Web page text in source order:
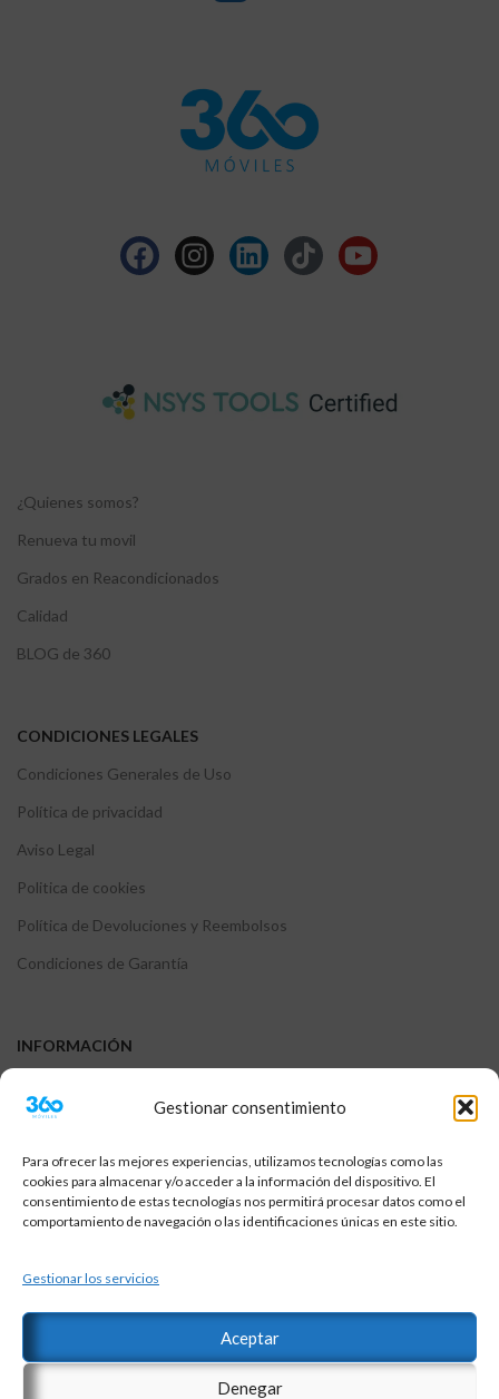
Gestionar consentimiento
Para ofrecer las mejores experiencias, utilizamos tecnologías como las
cookies para almacenar y/o acceder a la información del dispositivo. El
consentimiento de estas tecnologías nos permitirá procesar datos como el
comportamiento de navegación o las identificaciones únicas en este sitio.
Gestionar los servicios
Aceptar
Denegar
¿Quienes somos?
Renueva tu movil
Grados en Reacondicionados
Calidad
BLOG de 360
CONDICIONES LEGALES
Condiciones Generales de Uso
Política de privacidad
Aviso Legal
Politica de cookies
Política de Devoluciones y Reembolsos
Condiciones de Garantía
INFORMACIÓN
Contáctanos
Garantia
Devoluciones y Reembolsos
Sobre el envio
Terminos y condiciones
© Copyright 2018-2026 | 360Moviles® es una marca registrada |